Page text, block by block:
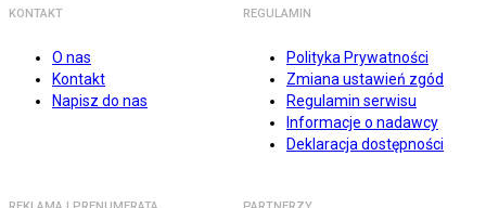
KONTAKT
O nas
Kontakt
Napisz do nas
REGULAMIN
Polityka Prywatności
Zmiana ustawień zgód
Regulamin serwisu
Informacje o nadawcy
Deklaracja dostępności